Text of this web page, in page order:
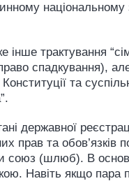
національному
трактування
спадкування),
та
державної
прав та обов’язків
союз (шлюб). В
Навіть якщо пара